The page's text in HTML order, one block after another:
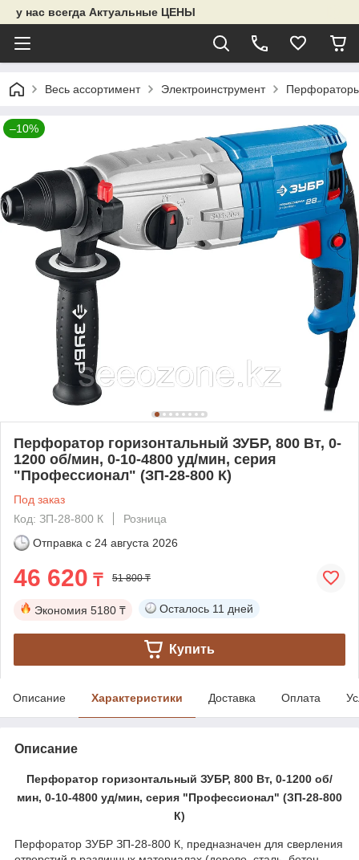
у нас всегда Актуальные ЦЕНЫ
Весь ассортимент Электроинструмент
–10%
Перфоратор горизонтальный ЗУБР, 800 Вт, 0-
1200 об/мин, 0-10-4800 уд/мин, серия
"Профессионал" (ЗП-28-800 К)
Под заказ
Код: ЗП-28-800 К
Розница
Отправка с 24 августа 2026
46 620 ₸ 51 800 ₸
Экономия 5180 ₸ Осталось 11 дней
Купить
Описание Характеристики Доставка Оплата
Описание
Перфоратор горизонтальный ЗУБР, 800 Вт, 0-1200 об/
мин, 0-10-4800 уд/мин, серия "Профессионал" (ЗП-28-800
К)
Перфоратор ЗУБР ЗП-28-800 К, предназначен для сверления